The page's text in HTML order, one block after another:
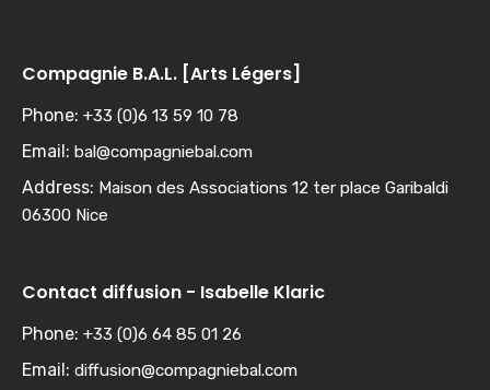
Compagnie B.A.L. [Arts Légers]
Phone: +33 (0)6 13 59 10 78
Email: bal@compagniebal.com
Address: Maison des Associations 12 ter place Garibaldi
06300 Nice
Contact diffusion - Isabelle Klaric
Phone: +33 (0)6 64 85 01 26
Email: diffusion@compagniebal.com